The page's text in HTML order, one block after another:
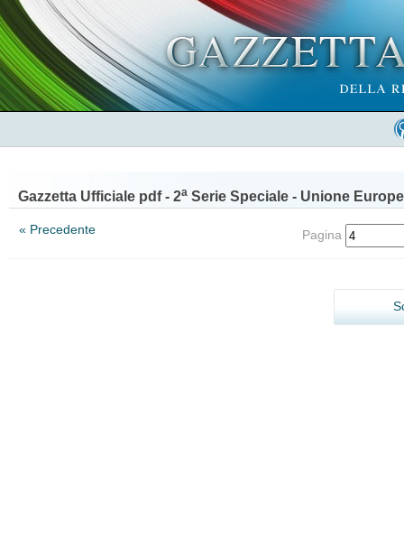
Gazzetta Ufficiale pdf - 2a Serie Speciale - Unione
« Precedente Pagina